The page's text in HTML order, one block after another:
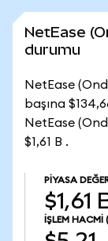
NetEase
durumu
NetEase
başına
NetEase
$1,61 B .
PIYASA
$1,61
İŞLEM HACMI